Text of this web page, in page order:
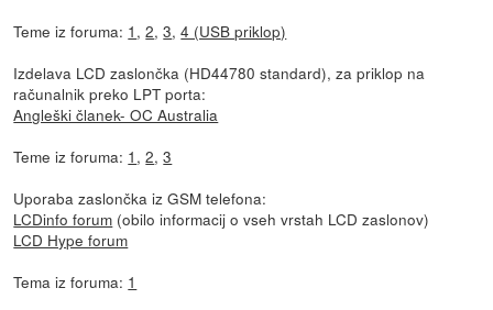
Teme iz foruma: 1 ,2,3,4 (USB priklop)
Izdelava LCD zaslončka (HD44780 standard), za priklop na
računalnik preko LPT porta:
Angleški članek- OC Australia
Teme iz foruma: 1 ,2,3
Uporaba zaslončka iz GSM telefona:
LCDinfo forum (obilo informacij o vseh vrstah LCD zaslonov)
LCD Hype forum
Tema iz foruma: 1